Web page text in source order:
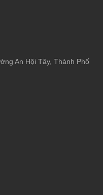
An Hội Tây, Thành Phố